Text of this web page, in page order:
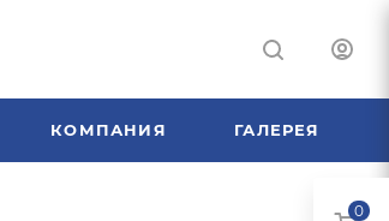
КОМПАНИЯ ГАЛЕРЕЯ
0